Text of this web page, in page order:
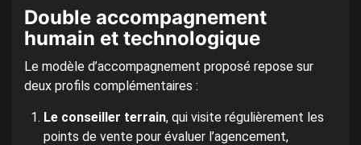
Double accompagnement
humain et technologique
Le modèle d’accompagnement proposé repose sur
deux profils complémentaires :
Le conseiller terrain, qui visite régulièrement les
points de vente pour évaluer l’agencement,